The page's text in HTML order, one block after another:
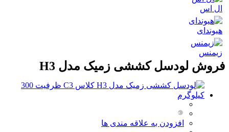
ال اس
هیوندای
زیمنس
فروش لودسل کششی زمیک مدل H3
افزودن به علاقه مندی ها